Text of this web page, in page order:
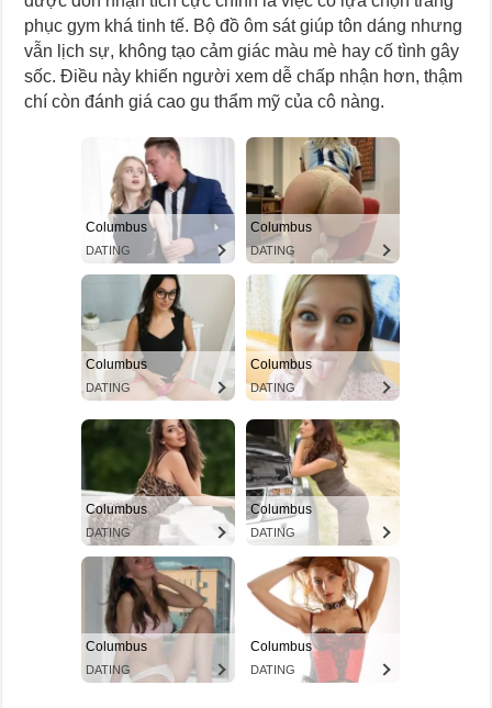
phục gym khá tinh tế. Bộ đồ ôm sát giúp tôn dáng nhưng
vẫn lịch sự, không tạo cảm giác màu mè hay cố tình gây
sốc. Điều này khiến người xem dễ chấp nhận hơn, thậm
chí còn đánh giá cao gu thẩm mỹ của cô nàng.